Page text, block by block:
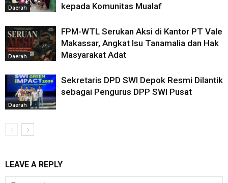
Daerah
kepada Komunitas Mualaf
Daerah
FPM-WTL Serukan Aksi di Kantor PT Vale
Makassar, Angkat Isu Tanamalia dan Hak
Masyarakat Adat
Daerah
Sekretaris DPD SWI Depok Resmi Dilantik
sebagai Pengurus DPP SWI Pusat
LEAVE A REPLY